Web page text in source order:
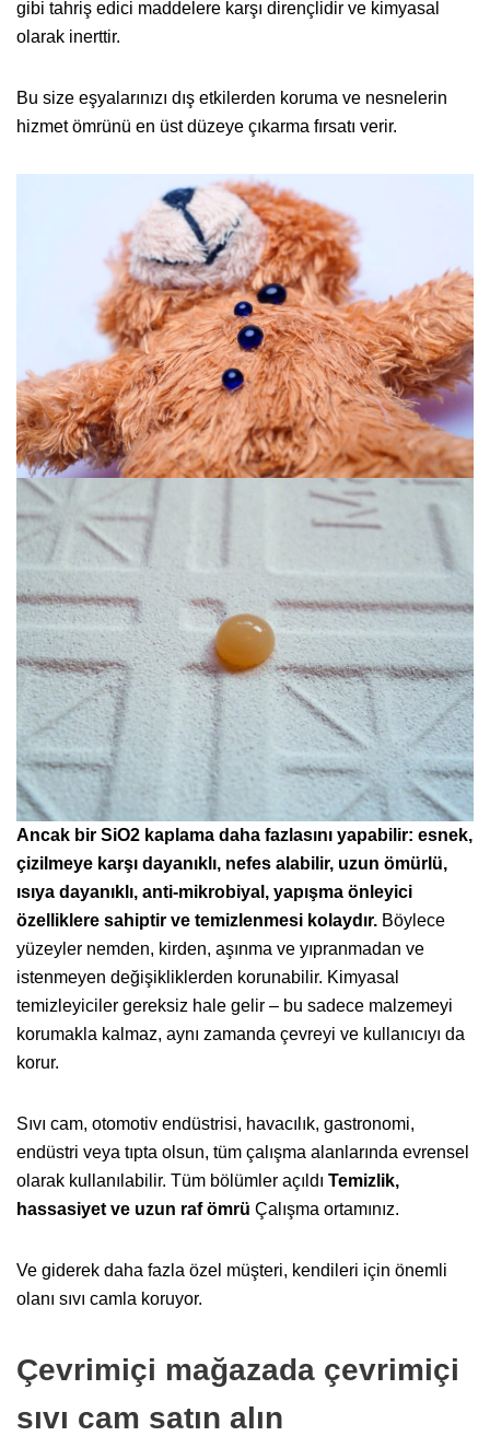
gibi tahriş edici maddelere karşı dirençlidir ve kimyasal
olarak inerttir.
Bu size eşyalarınızı dış etkilerden koruma ve nesnelerin
hizmet ömrünü en üst düzeye çıkarma fırsatı verir.
Ancak bir SiO2 kaplama daha fazlasını yapabilir: esnek,
çizilmeye karşı dayanıklı, nefes alabilir, uzun ömürlü,
ısıya dayanıklı, anti-mikrobiyal, yapışma önleyici
özelliklere sahiptir ve temizlenmesi kolaydır. Böylece
yüzeyler nemden, kirden, aşınma ve yıpranmadan ve
istenmeyen değişikliklerden korunabilir. Kimyasal
temizleyiciler gereksiz hale gelir – bu sadece malzemeyi
korumakla kalmaz, aynı zamanda çevreyi ve kullanıcıyı da
korur.
Sıvı cam, otomotiv endüstrisi, havacılık, gastronomi,
endüstri veya tıpta olsun, tüm çalışma alanlarında evrensel
olarak kullanılabilir. Tüm bölümler açıldı Temizlik,
hassasiyet ve uzun raf ömrü Çalışma ortamınız.
Ve giderek daha fazla özel müşteri, kendileri için önemli
olanı sıvı camla koruyor.
Çevrimiçi mağazada çevrimiçi
sıvı cam satın alın